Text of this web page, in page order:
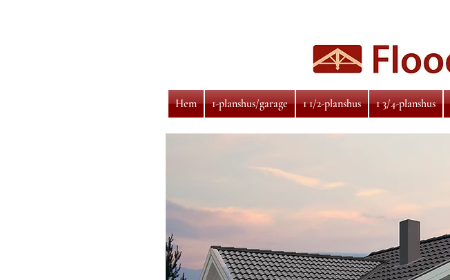
Hem 1-planshus/garage 1 1/2-planshus 1 3/4-planshus